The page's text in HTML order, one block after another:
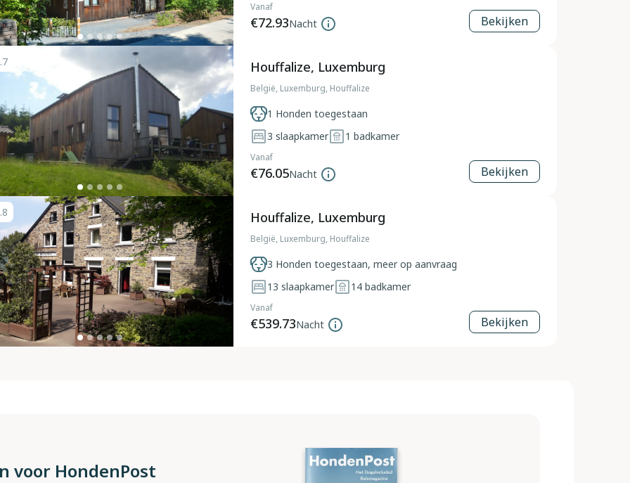
Vanaf
€72.93Nacht Bekijken
Houffalize, Luxemburg
België, Luxemburg, Houffalize
1 Honden toegestaan
3 slaapkamer 1 badkamer
Vanaf
€76.05Nacht Bekijken
Houffalize, Luxemburg
België, Luxemburg, Houffalize
3 Honden toegestaan, meer op aanvraag
13 slaapkamer 14 badkamer
Vanaf
€539.73Nacht Bekijken
voor HondenPost